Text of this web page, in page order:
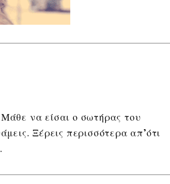
να είσαι ο σωτήρας του
Ξέρεις περισσότερα απ’ότι